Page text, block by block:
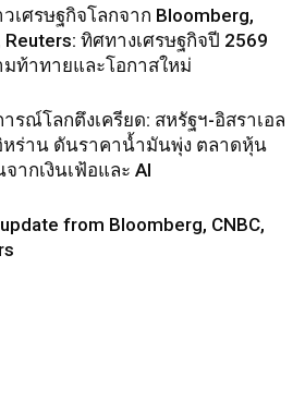
เศรษฐกิจโลกจาก Bloomberg,
Reuters: ทิศทางเศรษฐกิจปี 2569
ท้าทายและโอกาสใหม่
รณ์โลกตึงเครียด: สหรัฐฯ-อิสราเอล
หร่าน ดันราคาน้ำมันพุ่ง ตลาดหุ้น
ากเงินเฟ้อและ AI
from Bloomberg, CNBC,